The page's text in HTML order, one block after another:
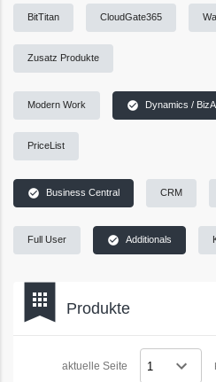
Modern Work check_circle Dynamics /
check_circle Business Central
Full User check_circle Additionals
CRM
PriceList
BitTitan CloudGate365
Zusatz Produkte
bookmark
apps Produkte
aktuelle Seite